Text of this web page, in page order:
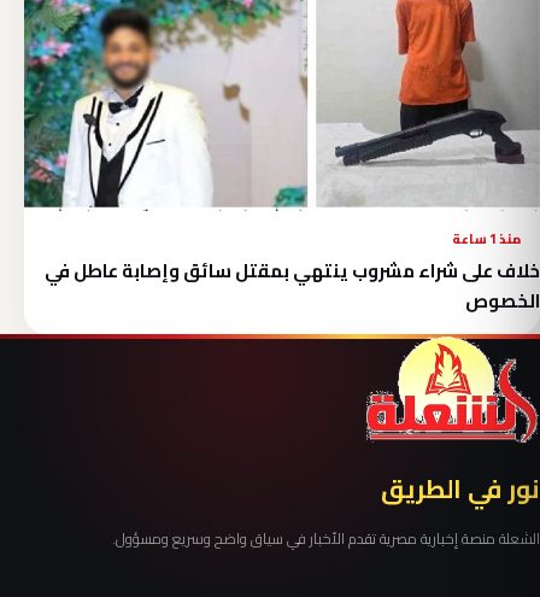
منذ 1 ساعة
خلاف على شراء مشروب ينتهي بمقتل سائق وإصابة عاطل في
الخصوص
نور في الطريق
الشعلة منصة إخبارية مصرية تقدم الأخبار في سياق واضح وسريع ومسؤول.